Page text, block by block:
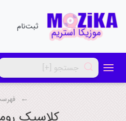
ثبت‌نام
فهرست